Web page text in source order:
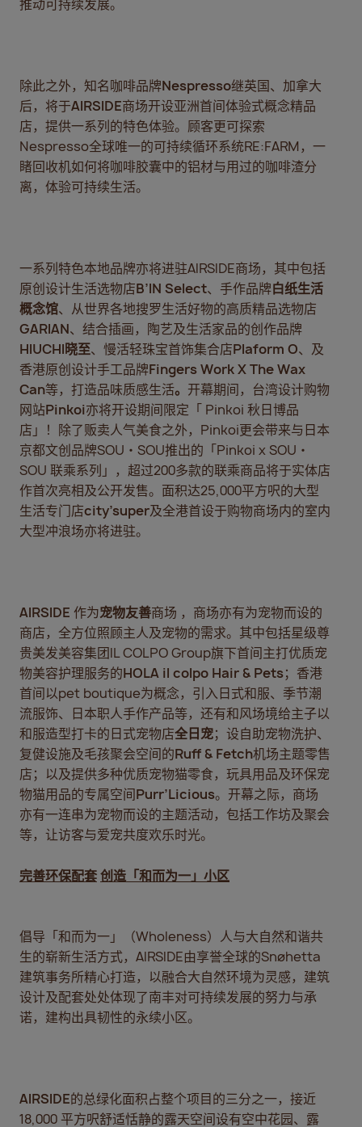
推动可持续发展。
除此之外，知名咖啡品牌Nespresso继英国、加拿大
后，将于AIRSIDE商场开设亚洲首间体验式概念精品
店，提供一系列的特色体验。顾客更可探索
Nespresso全球唯一的可持续循环系统RE:FARM，一
睹回收机如何将咖啡胶囊中的铝材与用过的咖啡渣分
离，体验可持续生活。
一系列特色本地品牌亦将进驻AIRSIDE商场，其中包括
原创设计生活选物店B’IN Select、手作品牌白纸生活
概念馆、从世界各地搜罗生活好物的高质精品选物店
GARIAN、结合插画，陶艺及生活家品的创作品牌
HIUCHI晓至、慢活轻珠宝首饰集合店Plaform O、及
香港原创设计手工品牌Fingers Work X The Wax
Can等，打造品味质感生活。 开幕期间，台湾设计购物
网站Pinkoi亦将开设期间限定「 Pinkoi 秋日博品
店」！除了贩卖人气美食之外，Pinkoi更会带来与日本
京都文创品牌SOU・SOU推出的「Pinkoi x SOU・
SOU 联乘系列」，超过200多款的联乘商品将于实体店
作首次亮相及公开发售。面积达25,000平方呎的大型
生活专门店city’super及全港首设于购物商场内的室内
大型冲浪场亦将进驻。
AIRSIDE 作为宠物友善商场 ，商场亦有为宠物而设的
商店，全方位照顾主人及宠物的需求。其中包括星级尊
贵美发美容集团IL COLPO Group旗下首间主打优质宠
物美容护理服务的HOLA il colpo Hair & Pets；香港
首间以pet boutique为概念，引入日式和服、季节潮
流服饰、日本职人手作产品等，还有和风场境给主子以
和服造型打卡的日式宠物店全日宠；设自助宠物洗护、
复健设施及毛孩聚会空间的Ruff & Fetch机场主题零售
店；以及提供多种优质宠物猫零食，玩具用品及环保宠
物猫用品的专属空间Purr’Licious。开幕之际，商场
亦有一连串为宠物而设的主题活动，包括工作坊及聚会
等，让访客与爱宠共度欢乐时光。
完善环保配套创造「和而为一」小区
倡导「和而为一」（Wholeness）人与大自然和谐共
生的崭新生活方式，AIRSIDE由享誉全球的Snøhetta
建筑事务所精心打造，以融合大自然环境为灵感，建筑
设计及配套处处体现了南丰对可持续发展的努力与承
诺，建构出具韧性的永续小区。
AIRSIDE的总绿化面积占整个项目的三分之一，接近
18,000 平方呎舒适恬静的露天空间设有空中花园、露
意到，有若干虚假网站，包括地址为
www.nanfungltd.com 及 https://www.lp10-
以下简称“该等虚假网站”） ，意图假冒南丰集团（以下简称“
的网站，甚或复制本集团网站主要部份的内容而讹称为本集团
，该等虚假网站并非由本集团任何成员经营，与本集团概无